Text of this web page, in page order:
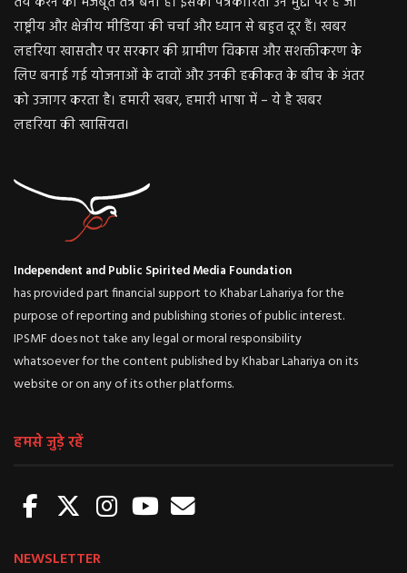
राष्ट्रीय और क्षेत्रीय मीडिया की चर्चा और ध्यान से बहुत दूर हैं। खबर
लहरिया खासतौर पर सरकार की ग्रामीण विकास और सशक्तीकरण के
लिए बनाई गई योजनाओं के दावों और उनकी हकीकत के बीच के अंतर
को उजागर करता है। हमारी खबर, हमारी भाषा में – ये है खबर
लहरिया की खासियत।
Independent and Public Spirited Media Foundation
has provided part financial support to Khabar Lahariya for the
purpose of reporting and publishing stories of public interest.
IPSMF does not take any legal or moral responsibility
whatsoever for the content published by Khabar Lahariya on its
website or on any of its other platforms.
हमसे जुड़े रहें
NEWSLETTER